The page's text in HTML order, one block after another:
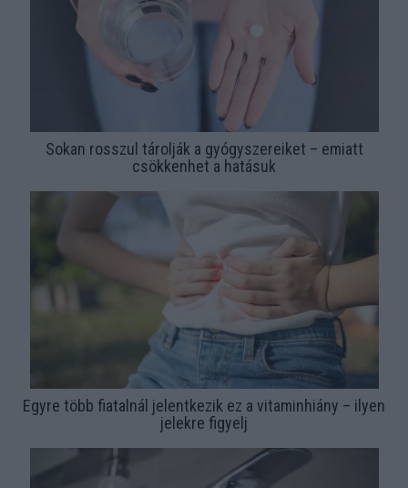
Sokan rosszul tárolják a gyógyszereiket – emiatt
csökkenhet a hatásuk
Egyre több fiatalnál jelentkezik ez a vitaminhiány – ilyen
jelekre figyelj